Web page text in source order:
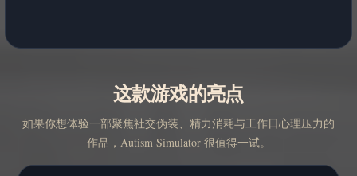
这款游戏的亮点
如果你想体验一部聚焦社交伪装、精力消耗与工作日心理压力的
作品，Autism Simulator 很值得一试。